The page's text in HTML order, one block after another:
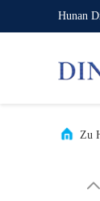
Hunan
Zu